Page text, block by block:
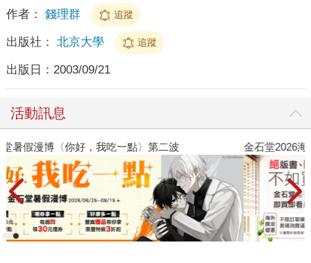
作者： 錢理群 追蹤
出版社： 北京大學 追蹤
出版日： 2003/09/21
活動訊息
金石堂2026海外優惠：電子書